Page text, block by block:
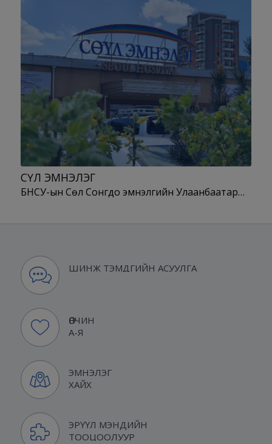
СӨҮЛ ЭМНЭЛЭГ
БНСУ-ын Сөүл Сонгдо эмнэлгийн Улаанбаатар…
ШИНЖ ТЭМДГИЙН АСУУЛГА
ӨВЧИН
А-Я
ЭМНЭЛЭГ
ХАЙХ
ЭРҮҮЛ МЭНДИЙН
ТООЦООЛУУР